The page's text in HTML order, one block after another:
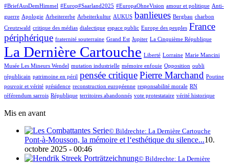
#BriefAusDemHimmel #Europ#Saarland2025 #EuropaOhneVision amour et politique Anti-
guerre Apologie Arbeitererbe Arbeiterkultur AUKUS banlieues Bergbau charbon
Creutzwald critique des médias dialectique espace public Europe des peuples France
périphérique fraternité souterraine Grand Est Jupiter La Cinquième République
La Dernière Cartouche Liberté Lorraine Marie Mancini
Musée Les Mineurs Wendel mutation industrielle mémoire enfouie Opposition oubli
républicain patrimoine en péril pensée critiquePierre Marchand Poutine
pouvoir et vérité présidence reconstruction européenne responsabilité morale RN
référendum sarrois République territoires abandonnés vote protestataire vérité historique
Mis en avant
© Bildrechte: La Dernière Cartouche
Pont-à-Mousson, la mémoire et l‘esthétique du silence...10.
octobre 2025 - 00:46
© Bildrechte: La Dernière